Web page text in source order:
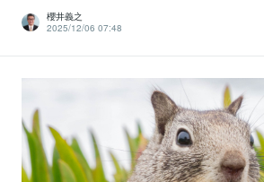
櫻井義之
2025/12/06 07:48